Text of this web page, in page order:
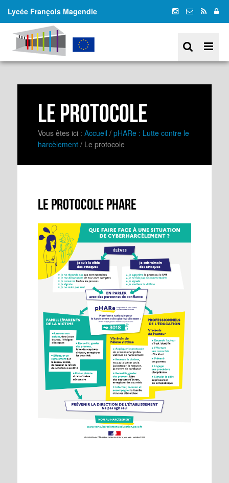
Lycée François Magendie
Le protocole
Vous êtes ici : Accueil / pHARe : Lutte contre le
harcèlement / Le protocole
Le protocole pHare